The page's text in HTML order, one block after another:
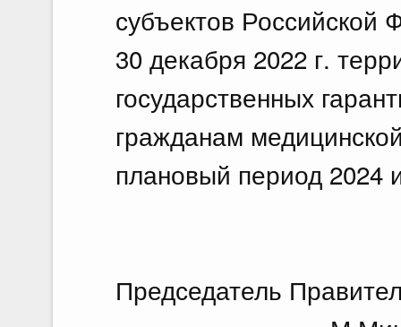
субъектов Российской
30 декабря 2022 г.
государственных
гражданам
плановый период 2024
Председатель